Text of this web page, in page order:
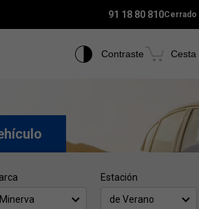
91 18 80 810Cerrado
Contraste Cesta
Minerva
Estación
de Verano